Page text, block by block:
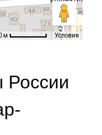
м Условия
России